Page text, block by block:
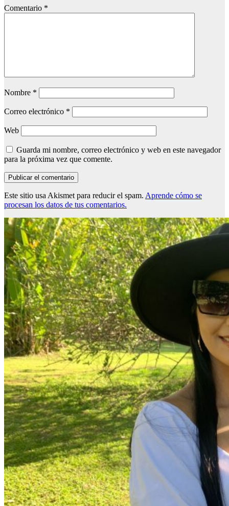
Comentario *
Nombre *
Correo electrónico *
Web
Guarda mi nombre, correo electrónico y web en este navegador
para la próxima vez que comente.
Este sitio usa Akismet para reducir el spam. Aprende cómo se
procesan los datos de tus comentarios.